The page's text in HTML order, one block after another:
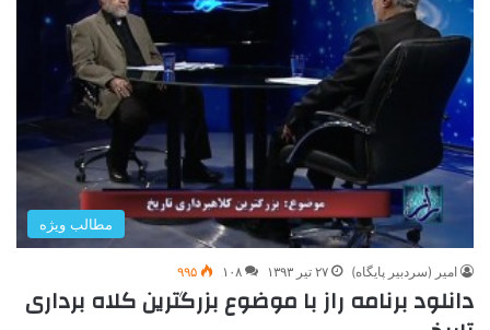
مطالب ویژه
امیر (سردبیر پایگاه) ۲۷ تیر ۱۳۹۳ ۱۰۸ ۹۹۵
دانلود برنامه راز با موضوع بزرگترین کلاه برداری